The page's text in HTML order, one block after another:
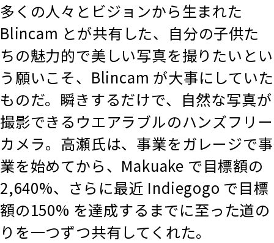
多くの人々とビジョンから生まれた
Blincam とが共有した、自分の子供た
ちの魅力的で美しい写真を撮りたいとい
う願いこそ、Blincam が大事にしていた
ものだ。瞬きするだけで、自然な写真が
撮影できるウエアラブルのハンズフリー
カメラ。高瀬氏は、事業をガレージで事
業を始めてから、Makuake で目標額の
2,640%、さらに最近 Indiegogo で目標
額の150% を達成するまでに至った道の
りを一つずつ共有してくれた。